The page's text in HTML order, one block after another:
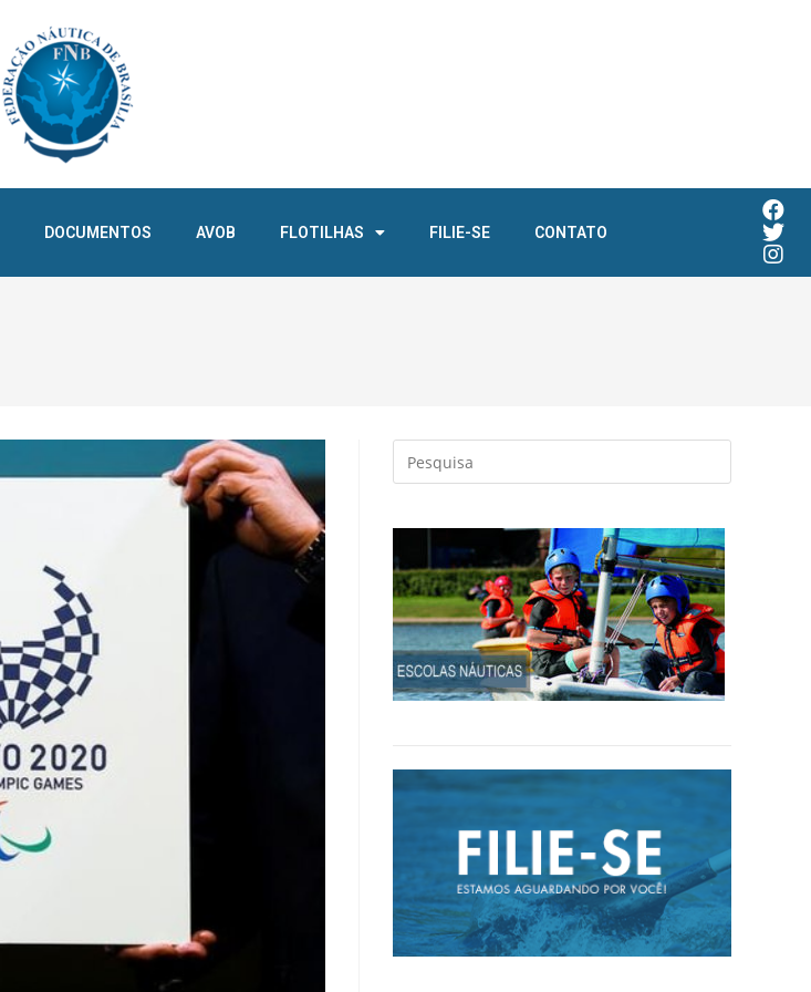
DOCUMENTOS AVOB FLOTILHAS FILIE-SE CONTATO